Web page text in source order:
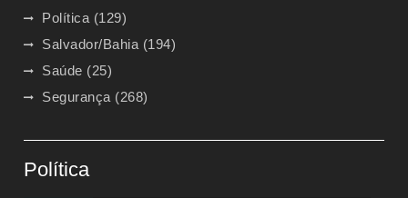
Política (129)
Salvador/Bahia (194)
Saúde (25)
Segurança (268)
Política